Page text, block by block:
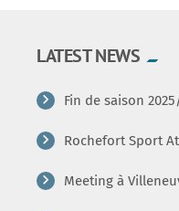
LATEST NEWS
Fin de saison
Rochefort Sport
Meeting à